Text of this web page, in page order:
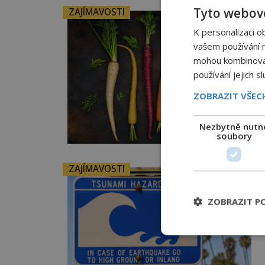
ZAJÍMAVOSTI
ZAJÍMAVOSTI
Tyto
K personalizaci
vašem používání
mohou
používání jejich
ZOBRAZIT
Nezbytně
soubory
ZOBRAZIT